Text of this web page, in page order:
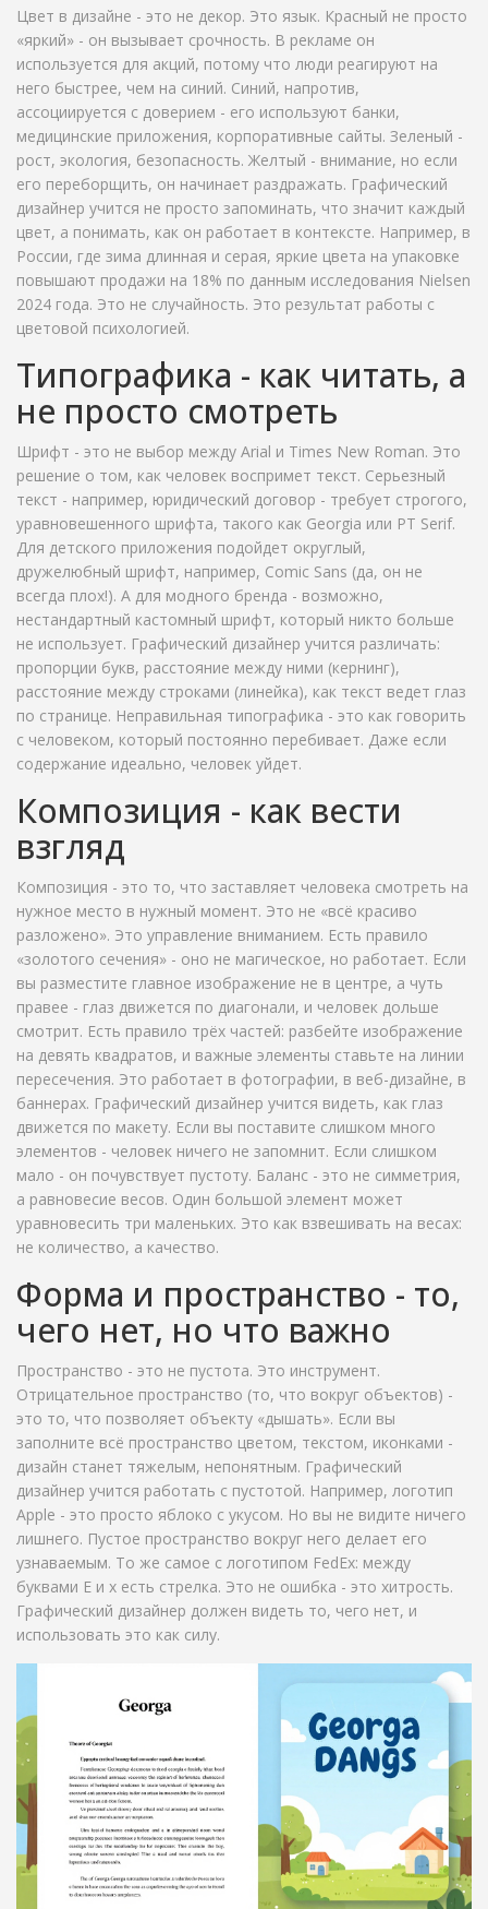
Цвет в дизайне - это не декор. Это язык. Красный не просто
«яркий» - он вызывает срочность. В рекламе он
используется для акций, потому что люди реагируют на
него быстрее, чем на синий. Синий, напротив,
ассоциируется с доверием - его используют банки,
медицинские приложения, корпоративные сайты. Зеленый -
рост, экология, безопасность. Желтый - внимание, но если
его переборщить, он начинает раздражать. Графический
дизайнер учится не просто запоминать, что значит каждый
цвет, а понимать, как он работает в контексте. Например, в
России, где зима длинная и серая, яркие цвета на упаковке
повышают продажи на 18% по данным исследования Nielsen
2024 года. Это не случайность. Это результат работы с
цветовой психологией.
Типографика - как читать, а
не просто смотреть
Шрифт - это не выбор между Arial и Times New Roman. Это
решение о том, как человек воспримет текст. Серьезный
текст - например, юридический договор - требует строгого,
уравновешенного шрифта, такого как Georgia или PT Serif.
Для детского приложения подойдет округлый,
дружелюбный шрифт, например, Comic Sans (да, он не
всегда плох!). А для модного бренда - возможно,
нестандартный кастомный шрифт, который никто больше
не использует. Графический дизайнер учится различать:
пропорции букв, расстояние между ними (кернинг),
расстояние между строками (линейка), как текст ведет глаз
по странице. Неправильная типографика - это как говорить
с человеком, который постоянно перебивает. Даже если
содержание идеально, человек уйдет.
Композиция - как вести
взгляд
Композиция - это то, что заставляет человека смотреть на
нужное место в нужный момент. Это не «всё красиво
разложено». Это управление вниманием. Есть правило
«золотого сечения» - оно не магическое, но работает. Если
вы разместите главное изображение не в центре, а чуть
правее - глаз движется по диагонали, и человек дольше
смотрит. Есть правило трёх частей: разбейте изображение
на девять квадратов, и важные элементы ставьте на линии
пересечения. Это работает в фотографии, в веб-дизайне, в
баннерах. Графический дизайнер учится видеть, как глаз
движется по макету. Если вы поставите слишком много
элементов - человек ничего не запомнит. Если слишком
мало - он почувствует пустоту. Баланс - это не симметрия,
а равновесие весов. Один большой элемент может
уравновесить три маленьких. Это как взвешивать на весах:
не количество, а качество.
Форма и пространство - то,
чего нет, но что важно
Пространство - это не пустота. Это инструмент.
Отрицательное пространство (то, что вокруг объектов) -
это то, что позволяет объекту «дышать». Если вы
заполните всё пространство цветом, текстом, иконками -
дизайн станет тяжелым, непонятным. Графический
дизайнер учится работать с пустотой. Например, логотип
Apple - это просто яблоко с укусом. Но вы не видите ничего
лишнего. Пустое пространство вокруг него делает его
узнаваемым. То же самое с логотипом FedEx: между
буквами E и x есть стрелка. Это не ошибка - это хитрость.
Графический дизайнер должен видеть то, чего нет, и
использовать это как силу.